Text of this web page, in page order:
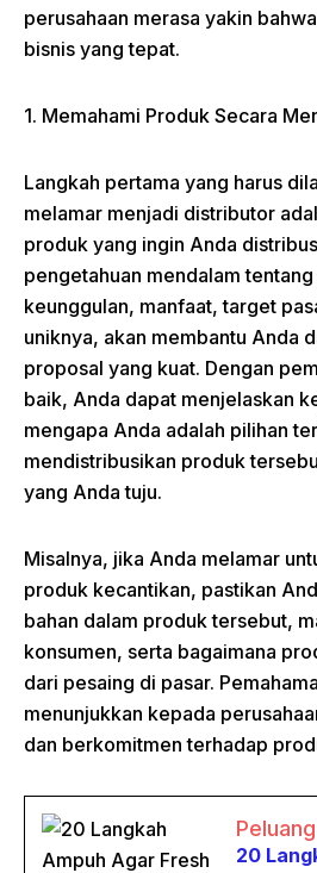
perusahaan merasa yakin
bisnis yang tepat.
1. Memahami Produk Secara
Langkah pertama yang harus
melamar menjadi distributor
produk yang ingin Anda
pengetahuan mendalam
keunggulan, manfaat, target
uniknya, akan membantu Anda
proposal yang kuat. Dengan
baik, Anda dapat menjelaskan
mengapa Anda adalah pilihan
mendistribusikan produk
yang Anda tuju.
Misalnya, jika Anda melamar
produk kecantikan, pastikan
bahan dalam produk tersebut,
konsumen, serta bagaimana
dari pesaing di pasar.
menunjukkan kepada
dan berkomitmen terhadap
20